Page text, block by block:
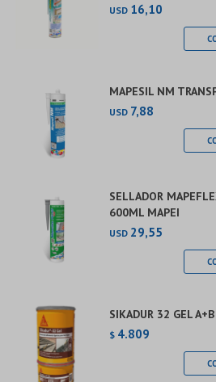
USD 16,10
MAPESIL NM
USD 7,88
SELLADOR
600ML MAPEI
USD 29,55
SIKADUR 32 GEL
$ 4.809